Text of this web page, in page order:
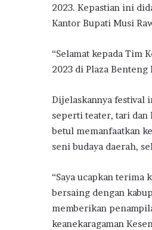
2023. Kepastian ini
Kantor Bupati Musi
“Selamat kepada Tim
2023 di Plaza Benteng
Dijelaskannya festival
seperti teater, tari dan
betul memanfaatkan
seni budaya daerah,
“Saya ucapkan terima
bersaing dengan
memberikan
keanekaragaman